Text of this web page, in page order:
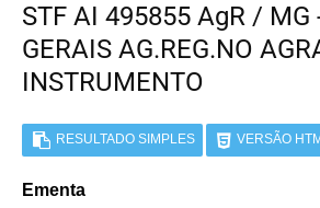
STF AI 495855 AgR / MG
GERAIS AG.REG.NO
INSTRUMENTO
RESULTADO SIMPLES VERSÃO
Ementa